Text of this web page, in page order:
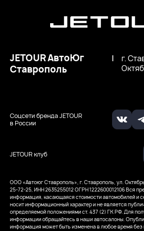
JETOUR клуб
Соцсети бренда JETOUR
в России
JETOUR АвтоЮг
Ставрополь
|
г.
ООО «Автоюг Ставрополь», г. Ставрополь, ул.
25-72-25, ИНН 2635255012ОГРН 1222600012106Вся
информация, касающаяся стоимости автомобилей и
носит информационный характер и не является
определяемой положениями ст. 437 (2) ГК РФ. Для
информации обращайтесь в наши автосалоны.
информация может быть изменена в любое время без